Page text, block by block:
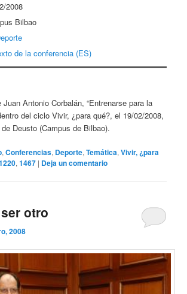
2008
Bilbao
de la conferencia (ES)
Antonio Corbalán, “Entrenarse para la
del ciclo Vivir, ¿para qué?, el 19/02/2008,
Deusto (Campus de Bilbao).
,Conferencias, Deporte,Temática,Vivir, ¿para
,1467 | Deja un comentario
otro
2008